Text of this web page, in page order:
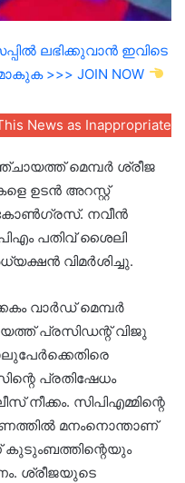
ലഭിക്കുവാൻ ഇവിടെ
>>> JOIN NOW
News as Inappropriate
മെമ്പര്‍ ശ്രീജ
ഉടന്‍ അറസ്റ്റ്
നവീന്‍
പതിവ് ശൈലി
വിമര്‍ശിച്ചു.
വാര്‍ഡ് മെമ്പര്‍
പ്രസിഡന്റ് വിജു
പ്രതിഷേധം
സിപിഎമ്മിന്റെ
മനംനൊന്താണ്
കുടുംബത്തിന്റെയും
ശ്രീജയുടെ